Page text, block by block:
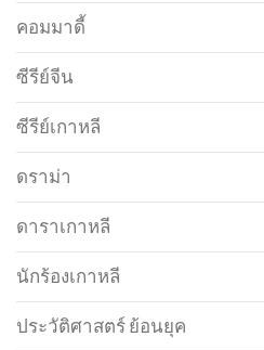
คอมมาดี้
ซีรีย์จีน
ซีรีย์เกาหลี
ดราม่า
ดาราเกาหลี
นักร้องเกาหลี
ประวัติศาสตร์ ย้อนยุค